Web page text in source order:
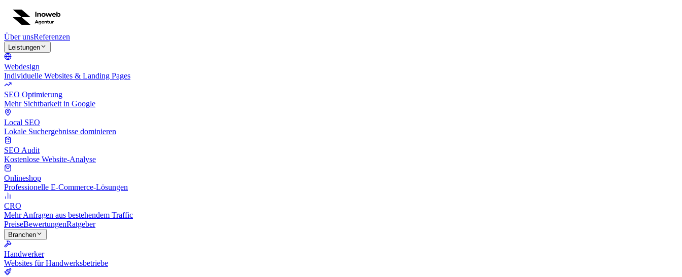
Über unsReferenzen
Leistungen
Webdesign
Individuelle Websites & Landing Pages
SEO Optimierung
Mehr Sichtbarkeit in Google
Local SEO
Lokale Suchergebnisse dominieren
SEO Audit
Kostenlose Website-Analyse
Onlineshop
Professionelle E-Commerce-Lösungen
CRO
Mehr Anfragen aus bestehendem Traffic
PreiseBewertungenRatgeber
Branchen
Handwerker
Websites für Handwerksbetriebe